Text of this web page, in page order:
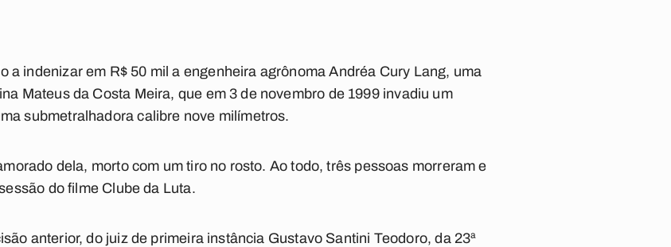
a indenizar em R$ 50 mil a engenheira agrônoma Andréa Cury Lang, uma
Mateus da Costa Meira, que em 3 de novembro de 1999 invadiu um
submetralhadora calibre nove milímetros.
dela, morto com um tiro no rosto. Ao todo, três pessoas morreram e
do filme Clube da Luta.
anterior, do juiz de primeira instância Gustavo Santini Teodoro, da 23ª